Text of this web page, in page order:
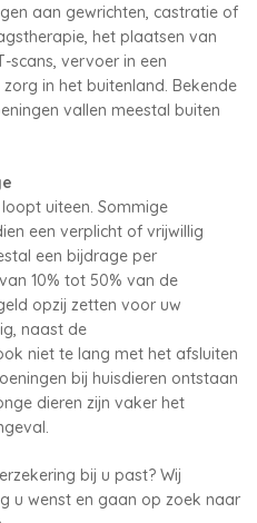
aan gewrichten, castratie of
het plaatsen van
scans, vervoer in een
in het buitenland. Bekende
vallen meestal buiten
uiteen. Sommige
een verplicht of vrijwillig
een bijdrage per
10% tot 50% van de
opzij zetten voor uw
naast de
niet te lang met het afsluiten
bij huisdieren ontstaan
dieren zijn vaker het
bij u past? Wij
u wenst en gaan op zoek naar